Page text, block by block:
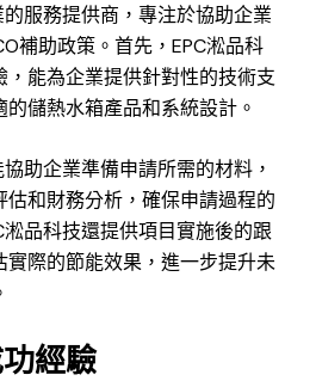
服務提供商，專注於協助企業
補助政策。首先，EPC淞品科
能為企業提供針對性的技術支
儲熱水箱產品和系統設計。
助企業準備申請所需的材料，
和財務分析，確保申請過程的
品科技還提供項目實施後的跟
際的節能效果，進一步提升未
經驗